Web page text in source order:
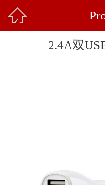

2.4A双